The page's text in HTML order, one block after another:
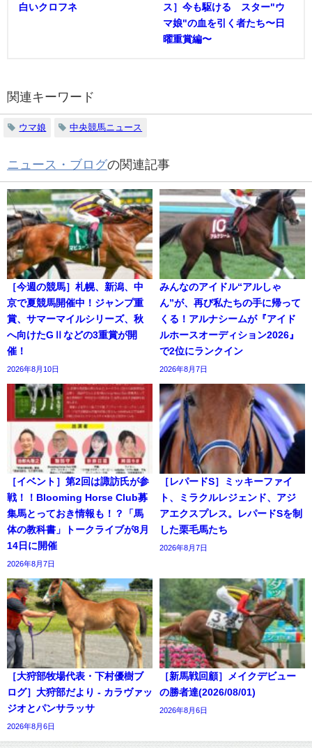
白いクロフネ
ス］今も駆ける スター"ウ
マ娘"の血を引く者たち〜日
曜重賞編〜
関連キーワード
ウマ娘 中央競馬ニュース
ニュース・ブログの関連記事
［今週の競馬］札幌、新潟、中
京で夏競馬開催中！ジャンプ重
賞、サマーマイルシリーズ、秋
へ向けたGⅡなどの3重賞が開
催！
2026年8月10日
みんなのアイドル“アルしゃ
ん”が、再び私たちの手に帰って
くる！アルナシームが『アイド
ルホースオーディション2026』
で2位にランクイン
2026年8月7日
［イベント］第2回は諏訪氏が参
戦！！Blooming Horse Club募
集馬とっておき情報も！？「馬
体の教科書」トークライブが8月
14日に開催
2026年8月7日
［レパードS］ミッキーファイ
ト、ミラクルレジェンド、アジ
アエクスプレス。レパードSを制
した栗毛馬たち
2026年8月7日
［大狩部牧場代表・下村優樹ブ
ログ］大狩部だより - カラヴァッ
ジオとパンサラッサ
2026年8月6日
［新馬戦回顧］メイクデビュー
の勝者達(2026/08/01)
2026年8月6日